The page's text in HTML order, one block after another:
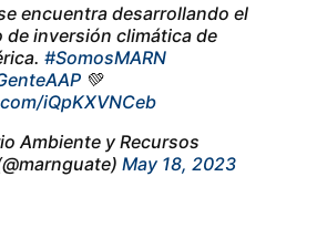
encuentra desarrollando el
de inversión climática de
#SomosMARN
💚
iQpKXVNCeb
Ambiente y Recursos
May 18, 2023